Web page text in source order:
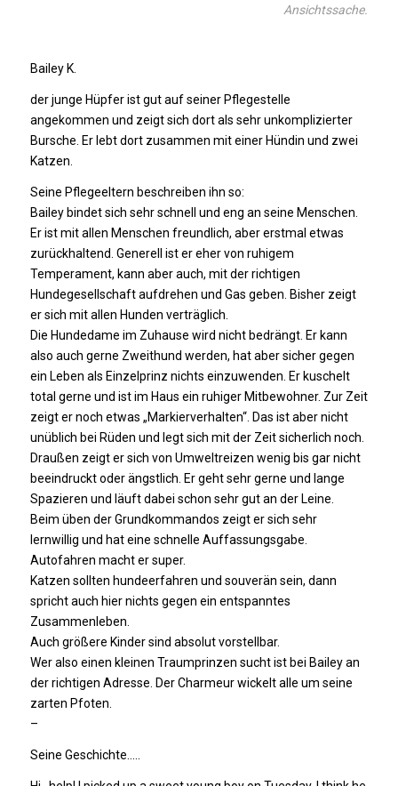
Ansichtssache.
Bailey K.
der junge Hüpfer ist gut auf seiner Pflegestelle
angekommen und zeigt sich dort als sehr unkomplizierter
Bursche. Er lebt dort zusammen mit einer Hündin und zwei
Katzen.
Seine Pflegeeltern beschreiben ihn so:
Bailey bindet sich sehr schnell und eng an seine Menschen.
Er ist mit allen Menschen freundlich, aber erstmal etwas
zurückhaltend. Generell ist er eher von ruhigem
Temperament, kann aber auch, mit der richtigen
Hundegesellschaft aufdrehen und Gas geben. Bisher zeigt
er sich mit allen Hunden verträglich.
Die Hundedame im Zuhause wird nicht bedrängt. Er kann
also auch gerne Zweithund werden, hat aber sicher gegen
ein Leben als Einzelprinz nichts einzuwenden. Er kuschelt
total gerne und ist im Haus ein ruhiger Mitbewohner. Zur Zeit
zeigt er noch etwas „Markierverhalten“. Das ist aber nicht
unüblich bei Rüden und legt sich mit der Zeit sicherlich noch.
Draußen zeigt er sich von Umweltreizen wenig bis gar nicht
beeindruckt oder ängstlich. Er geht sehr gerne und lange
Spazieren und läuft dabei schon sehr gut an der Leine.
Beim üben der Grundkommandos zeigt er sich sehr
lernwillig und hat eine schnelle Auffassungsgabe.
Autofahren macht er super.
Katzen sollten hundeerfahren und souverän sein, dann
spricht auch hier nichts gegen ein entspanntes
Zusammenleben.
Auch größere Kinder sind absolut vorstellbar.
Wer also einen kleinen Traumprinzen sucht ist bei Bailey an
der richtigen Adresse. Der Charmeur wickelt alle um seine
zarten Pfoten.
–
Seine Geschichte…..